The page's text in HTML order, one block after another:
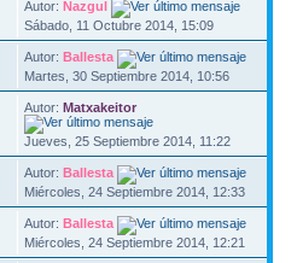
Autor:Nazgul
Sábado, 11 Octubre 2014, 15:09
Autor:Ballesta
Martes, 30 Septiembre 2014, 10:56
Autor:Matxakeitor
Jueves, 25 Septiembre 2014, 11:22
Autor:Ballesta
Miércoles, 24 Septiembre 2014, 12:33
Autor:Ballesta
Miércoles, 24 Septiembre 2014, 12:21